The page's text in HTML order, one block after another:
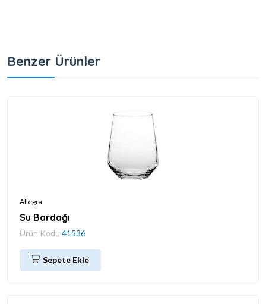
Benzer Ürünler
Allegra
Su Bardağı
Ürün Kodu 41536
Sepete Ekle